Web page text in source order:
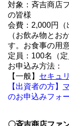
対象：斉吉商店
の皆様
会費：2,000円（
（お飲み物とお
す。お食事の用
定員：100名（
お申込み方法：
【一般】 セキュ
【出資者の方】
のお申込みフォ
〇斉吉商店ファ